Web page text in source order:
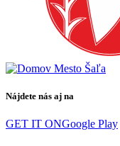
Nájdete nás aj na
GET IT ONGoogle Play